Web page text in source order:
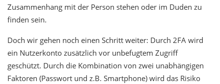
Zusammenhang mit der Person stehen oder im Duden zu
finden sein.
Doch wir gehen noch einen Schritt weiter: Durch 2FA wird
ein Nutzerkonto zusätzlich vor unbefugtem Zugriff
geschützt. Durch die Kombination von zwei unabhängigen
Faktoren (Passwort und z.B. Smartphone) wird das Risiko